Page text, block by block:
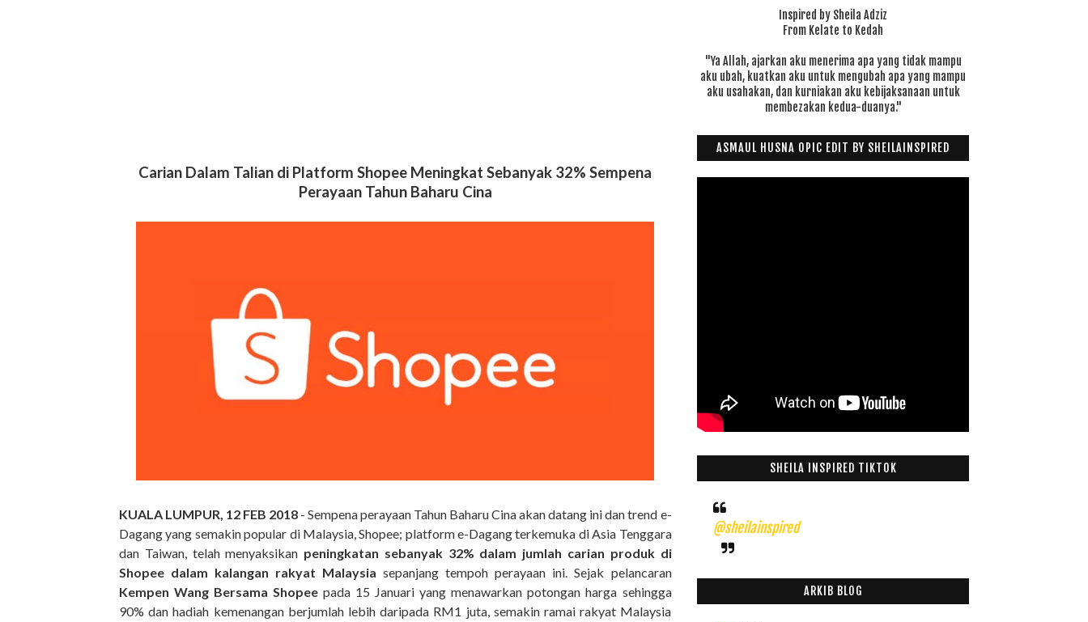
Carian Dalam Talian di Platform Shopee Meningkat Sebanyak 32% Sempena
Perayaan Tahun Baharu Cina
KUALA LUMPUR, 12 FEB 2018 - Sempena perayaan Tahun Baharu Cina akan datang ini dan trend e-
Dagang yang semakin popular di Malaysia, Shopee; platform e-Dagang terkemuka di Asia Tenggara
dan Taiwan, telah menyaksikan peningkatan sebanyak 32% dalam jumlah carian produk di
Shopee dalam kalangan rakyat Malaysia sepanjang tempoh perayaan ini. Sejak pelancaran
Kempen Wang Bersama Shopee pada 15 Januari yang menawarkan potongan harga sehingga
90% dan hadiah kemenangan berjumlah lebih daripada RM1 juta, semakin ramai rakyat Malaysia
Inspired by Sheila Adziz
From Kelate to Kedah
"Ya Allah, ajarkan aku menerima apa yang tidak mampu
aku ubah, kuatkan aku untuk mengubah apa yang mampu
aku usahakan, dan kurniakan aku kebijaksanaan untuk
membezakan kedua-duanya."
ASMAUL HUSNA OPIC EDIT BY SHEILAINSPIRED
SHEILA INSPIRED TIKTOK
@sheilainspired
ARKIB BLOG